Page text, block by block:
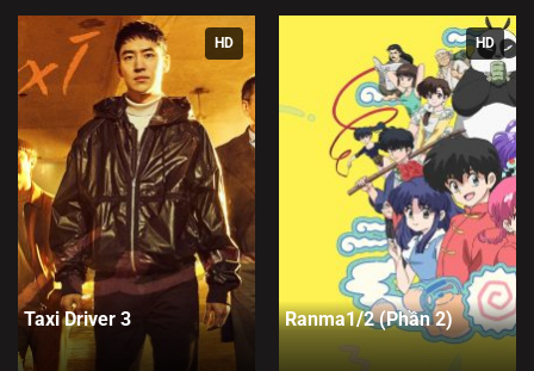
HD
Taxi Driver 3
HD
Ranma1/2 (Phần 2)